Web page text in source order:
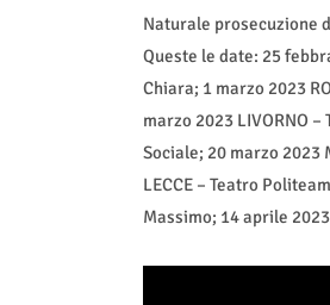
Naturale prosecuzione
Queste le date: 25
Chiara; 1 marzo 2023
marzo 2023 LIVORNO –
Sociale; 20 marzo 2023
LECCE – Teatro
Massimo; 14 aprile